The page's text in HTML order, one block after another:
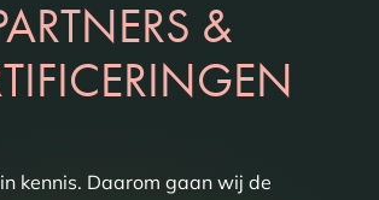
&
kennis. Daarom gaan wij de